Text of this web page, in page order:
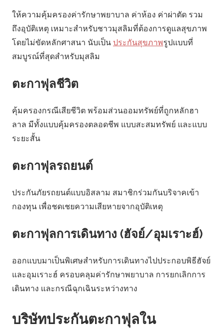
ให้ความคุ้มครองค่ารักษาพยาบาล ค่าห้อง ค่าผ่าตัด รวม
ถึงอุบัติเหตุ เหมาะสำหรับชาวมุสลิมที่ต้องการดูแลสุขภาพ
โดยไม่ขัดหลักศาสนา นับเป็น ประกันสุขภาพรูปแบบที่
สมบูรณ์ที่สุดสำหรับมุสลิม
ตะกาฟุลชีวิต
คุ้มครองกรณีเสียชีวิต พร้อมส่วนออมทรัพย์ที่ถูกหลักฮา
ลาล มีทั้งแบบคุ้มครองตลอดชีพ แบบสะสมทรัพย์ และแบบ
ระยะสั้น
ตะกาฟุลรถยนต์
ประกันภัยรถยนต์แบบอิสลาม สมาชิกร่วมกันบริจาคเข้า
กองทุน เพื่อชดเชยความเสียหายจากอุบัติเหตุ
ตะกาฟุลการเดินทาง (ฮัจย์/อุมเราะฮ์)
ออกแบบมาเป็นพิเศษสำหรับการเดินทางไปประกอบพิธีฮัจย์
และอุมเราะฮ์ ครอบคลุมค่ารักษาพยาบาล การยกเลิกการ
เดินทาง และกรณีฉุกเฉินระหว่างทาง
บริษัทประกันตะกาฟุลใน